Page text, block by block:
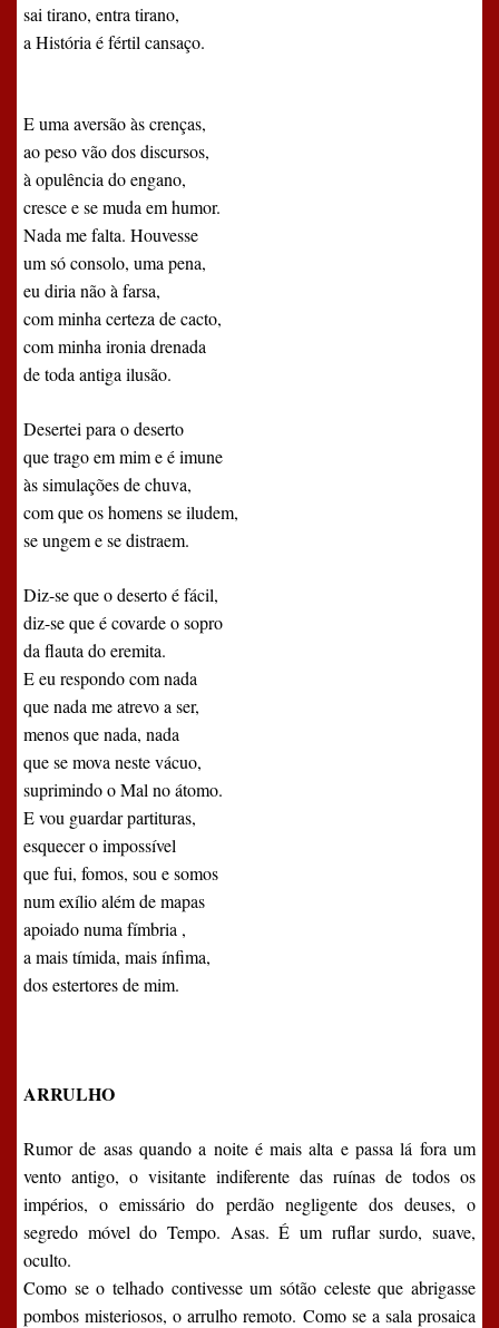
sai tirano, entra tirano,
a História é fértil cansaço.
E uma aversão às crenças,
ao peso vão dos discursos,
à opulência do engano,
cresce e se muda em humor.
Nada me falta. Houvesse
um só consolo, uma pena,
eu diria não à farsa,
com minha certeza de cacto,
com minha ironia drenada
de toda antiga ilusão.
Desertei para o deserto
que trago em mim e é imune
às simulações de chuva,
com que os homens se iludem,
se ungem e se distraem.
Diz-se que o deserto é fácil,
diz-se que é covarde o sopro
da flauta do eremita.
E eu respondo com nada
que nada me atrevo a ser,
menos que nada, nada
que se mova neste vácuo,
suprimindo o Mal no átomo.
E vou guardar partituras,
esquecer o impossível
que fui, fomos, sou e somos
num exílio além de mapas
apoiado numa fímbria ,
a mais tímida, mais ínfima,
dos estertores de mim.
ARRULHO
Rumor de asas quando a noite é mais alta e passa lá fora um
vento antigo, o visitante indiferente das ruínas de todos os
impérios, o emissário do perdão negligente dos deuses, o
segredo móvel do Tempo. Asas. É um ruflar surdo, suave,
oculto.
Como se o telhado contivesse um sótão celeste que abrigasse
pombos misteriosos, o arrulho remoto. Como se a sala prosaica